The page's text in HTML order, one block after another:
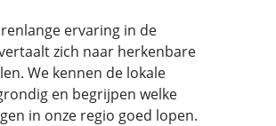
ervaring in de
zich naar herkenbare
We kennen de lokale
en begrijpen welke
in onze regio goed lopen.